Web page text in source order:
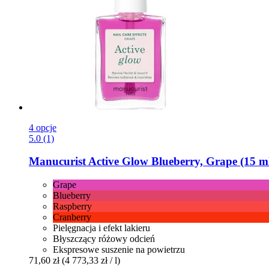
4 opcje
5.0 (1)
ManucuristActive Glow Blueberry, Grape (15
Grape
Blueberry
Raspberry
Cranberry
Pielęgnacja i efekt lakieru
Błyszczący różowy odcień
Ekspresowe suszenie na powietrzu
71,60 zł (4 773,33 zł / l)